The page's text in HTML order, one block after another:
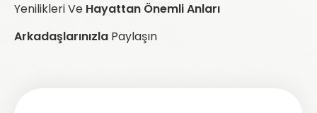
Yenilikleri Ve Hayattan Önemli Anları
Arkadaşlarınızla Paylaşın